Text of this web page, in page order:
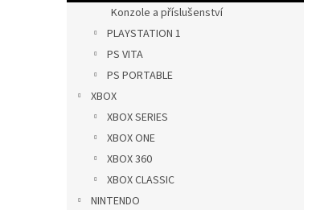
n
Konzole a příslušenství
PLAYSTATION 1
PS VITA
PS PORTABLE
XBOX
XBOX SERIES
XBOX ONE
XBOX 360
XBOX CLASSIC
NINTENDO